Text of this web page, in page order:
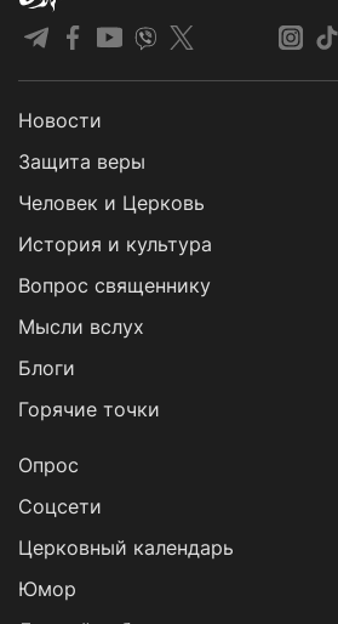
Новости
Защита веры
Человек и Церковь
История и культура
Вопрос священнику
Мысли вслух
Блоги
Горячие точки
Опрос
Cоцсети
Церковный календарь
Юмор